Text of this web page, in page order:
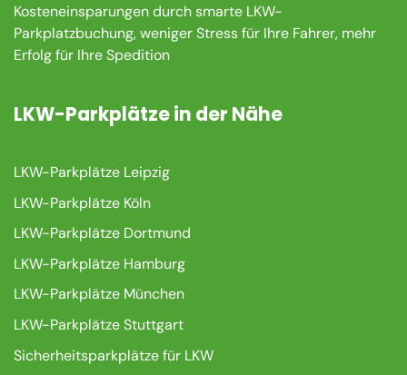
Kosteneinsparungen durch smarte LKW-
Parkplatzbuchung, weniger Stress für Ihre Fahrer, mehr
Erfolg für Ihre Spedition
LKW-Parkplätze in der Nähe
LKW-Parkplätze Leipzig
LKW-Parkplätze Köln
LKW-Parkplätze Dortmund
LKW-Parkplätze Hamburg
LKW-Parkplätze München
LKW-Parkplätze Stuttgart
Sicherheitsparkplätze für LKW